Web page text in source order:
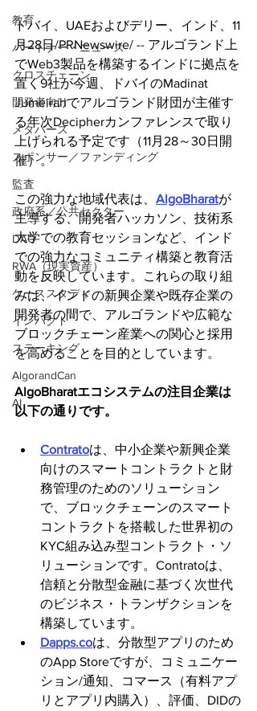
教育
パートナー・ニュース
クロスチェーン
開発者向け
メタバース
スポンサー／ファンディング
監査
政府系／公共セクター
DAO
RWA（現実資産）
ケーススタディ
インパクト
ステーキング
AlgorandCan
AI
ドバイ、UAEおよびデリー、インド、11
月28日/PRNewswire/ -- アルゴランド上
でWeb3製品を構築するインドに拠点を
置く9社が今週、ドバイのMadinat
Jumeirahでアルゴランド財団が主催す
る年次Decipherカンファレンスで取り
上げられる予定です（11月28～30日開
催）。
この強力な地域代表は、 AlgoBharatが
主導する、開発者ハッカソン、技術系
大学での教育セッションなど、インド
での強力なコミュニティ構築と教育活
動を反映しています。これらの取り組
みは、インドの新興企業や既存企業の
開発者の間で、アルゴランドや広範な
ブロックチェーン産業への関心と採用
を高めることを目的としています。
AlgoBharatエコシステムの注目企業は
以下の通りです。
Contratoは、中小企業や新興企業
向けのスマートコントラクトと財
務管理のためのソリューション
で、ブロックチェーンのスマート
コントラクトを搭載した世界初の
KYC組み込み型コントラクト・ソ
リューションです。Contratoは、
信頼と分散型金融に基づく次世代
のビジネス・トランザクションを
構築しています。
Dapps.coは、分散型アプリのため
のApp Storeですが、コミュニケー
ション/通知、コマース（有料アプ
リとアプリ内購入）、評価、DIDの